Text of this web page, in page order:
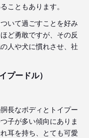
こともあります。
いて過ごすことを好み
ど勇敢ですが、その反
人や犬に慣れさせ、社
プードル）
長なボディとトイプー
子が多い傾向にありま
耳を持ち、とても可愛